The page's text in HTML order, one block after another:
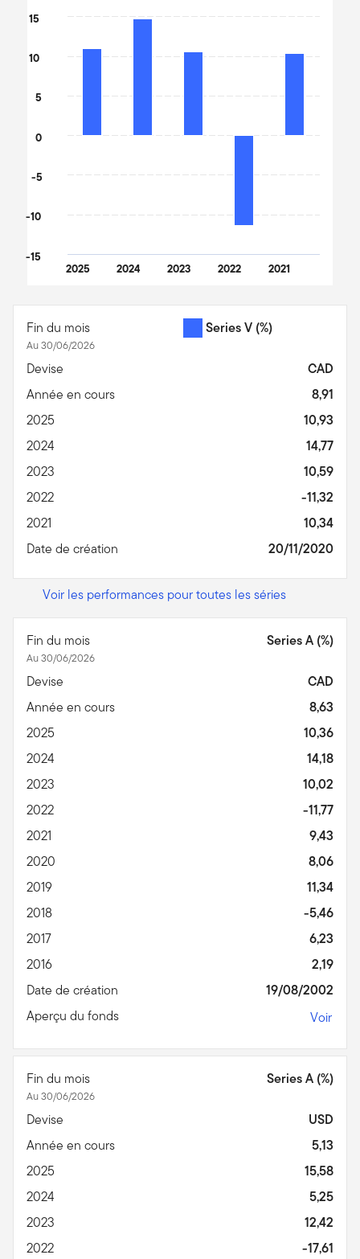
The chart has 1 X axis displaying categories.
2025 2024 2023 2022 2021
-15
-10
-5
0
5
10
15
Fin du mois
Au 30/06/2026
Series V (%)
Devise
CAD
Année en cours
8,91
2025
10,93
2024
14,77
2023
10,59
2022
-11,32
2021
10,34
Date de création
20/11/2020
Voir les performances pour toutes les séries
Fin du mois
Au 30/06/2026
Series A (%)
Devise
CAD
Année en cours
8,63
2025
10,36
2024
14,18
2023
10,02
2022
-11,77
2021
9,43
2020
8,06
2019
11,34
2018
-5,46
2017
6,23
2016
2,19
Date de création
19/08/2002
Aperçu du fonds
Voir
Fin du mois
Au 30/06/2026
Series A (%)
Devise
USD
Année en cours
5,13
2025
15,58
2024
5,25
2023
12,42
2022
-17,61